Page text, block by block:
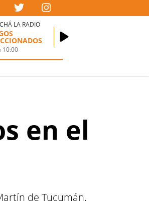
LA RADIO
10:00
en el
de Tucumán.